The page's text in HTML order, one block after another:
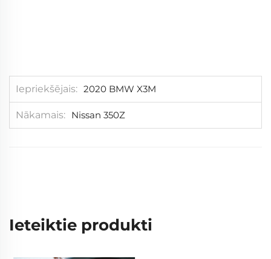
Iepriekšējais 2020 BMW X3M
Nākamais Nissan 350Z
Ieteiktie produkti